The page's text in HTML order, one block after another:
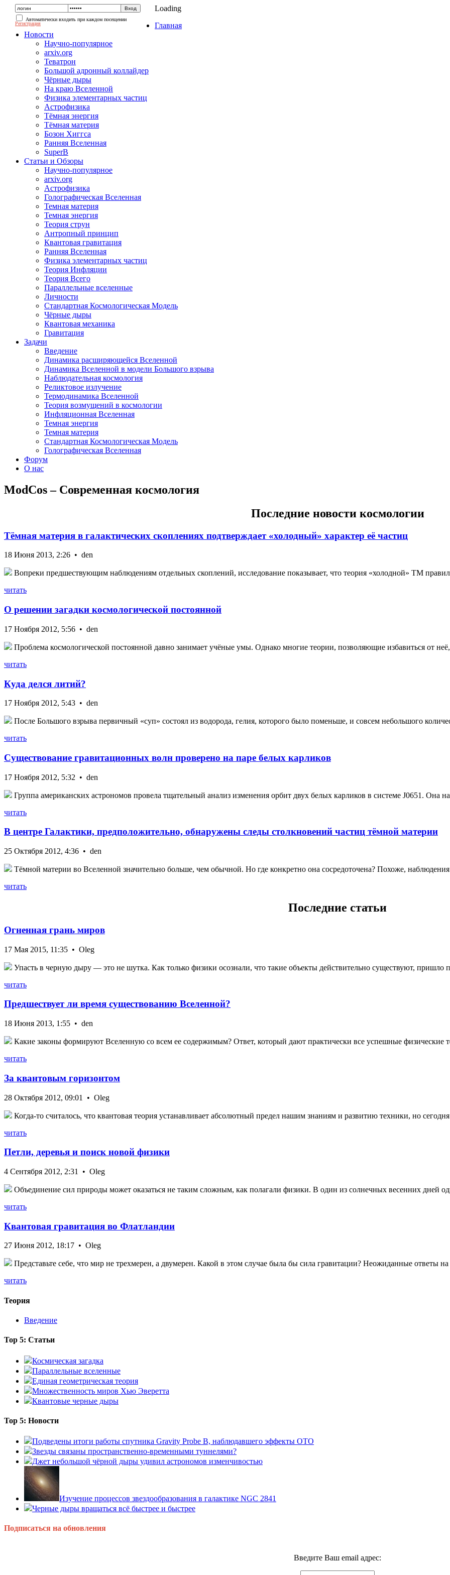
Автоматически входить при каждом посещении
Регистрация
Loading
Главная
Новости
Научно-популярное
arxiv.org
Теватрон
Большой адронный коллайдер
Чёрные дыры
На краю Вселенной
Физика элементарных частиц
Астрофизика
Тёмная энергия
Тёмная материя
Бозон Хиггса
Ранняя Вселенная
SuperB
Статьи и Обзоры
Научно-популярное
arxiv.org
Астрофизика
Голографическая Вселенная
Темная материя
Темная энергия
Теория струн
Антропный принцип
Квантовая гравитация
Ранняя Вселенная
Физика элементарных частиц
Теория Инфляции
Теория Всего
Параллельные вселенные
Личности
Стандартная Космологическая Модель
Чёрные дыры
Квантовая механика
Гравитация
Задачи
Введение
Динамика расширяющейся Вселенной
Динамика Вселенной в модели Большого взрыва
Наблюдательная космология
Реликтовое излучение
Термодинамика Вселенной
Теория возмущений в космологии
Инфляционная Вселенная
Темная энергия
Темная материя
Стандартная Космологическая Модель
Голографическая Вселенная
Форум
О нас
ModCos – Современная космология
Последние новости космологии
Тёмная материя в галактических скоплениях подтверждает «холодный» характер её частиц
18 Июня 2013, 2:26 • den
Вопреки предшествующим наблюдениям отдельных скоплений, исследование показывает, что теория «холодной» ТМ
читать
О решении загадки космологической постоянной
17 Ноября 2012, 5:56 • den
Проблема космологической постоянной давно занимает учёные умы. Однако многие теории, позволяющие избавиться от
читать
Куда делся литий?
17 Ноября 2012, 5:43 • den
После Большого взрыва первичный «суп» состоял из водорода, гелия, которого было поменьше, и совсем небольшого
читать
Существование гравитационных волн проверено на паре белых карликов
17 Ноября 2012, 5:32 • den
Группа американских астрономов провела тщательный анализ изменения орбит двух белых карликов в системе J0651. Она
читать
В центре Галактики, предположительно, обнаружены следы столкновений частиц тёмной материи
25 Октября 2012, 4:36 • den
Тёмной материи во Вселенной значительно больше, чем обычной. Но где конкретно она сосредоточена? Похоже,
читать
Последние статьи
Огненная грань миров
17 Мая 2015, 11:35 • Oleg
Упасть в черную дыру — это не шутка. Как только физики осознали, что такие объекты действительно существуют, пришло
читать
Предшествует ли время существованию Вселенной?
18 Июня 2013, 1:55 • den
Какие законы формируют Вселенную со всем ее содержимым? Ответ, который дают практически все успешные физические
читать
За квантовым горизонтом
28 Октября 2012, 09:01 • Oleg
Когда-то считалось, что квантовая теория устанавливает абсолютный предел нашим знаниям и развитию техники, но
читать
Петли, деревья и поиск новой физики
4 Сентября 2012, 2:31 • Oleg
Объединение сил природы может оказаться не таким сложным, как полагали физики. В один из солнечных весенних дней
читать
Квантовая гравитация во Флатландии
27 Июня 2012, 18:17 • Oleg
Представьте себе, что мир не трехмерен, а двумерен. Какой в этом случае была бы сила гравитации? Неожиданные ответы на
читать
Теория
Введение
Top 5: Статьи
Космическая загадка
Параллельные вселенные
Единая геометрическая теория
Множественность миров Хью Эверетта
Квантовые черные дыры
Top 5: Новости
Подведены итоги работы спутника Gravity Probe B, наблюдавшего эффекты ОТО
Звезды связаны пространственно-временными туннелями?
Джет небольшой чёрной дыры удивил астрономов изменчивостью
Изучение процессов звездообразования в галактике NGC 2841
Черные дыры вращаться всё быстрее и быстрее
Подписаться на обновления
Введите Ваш email адрес: